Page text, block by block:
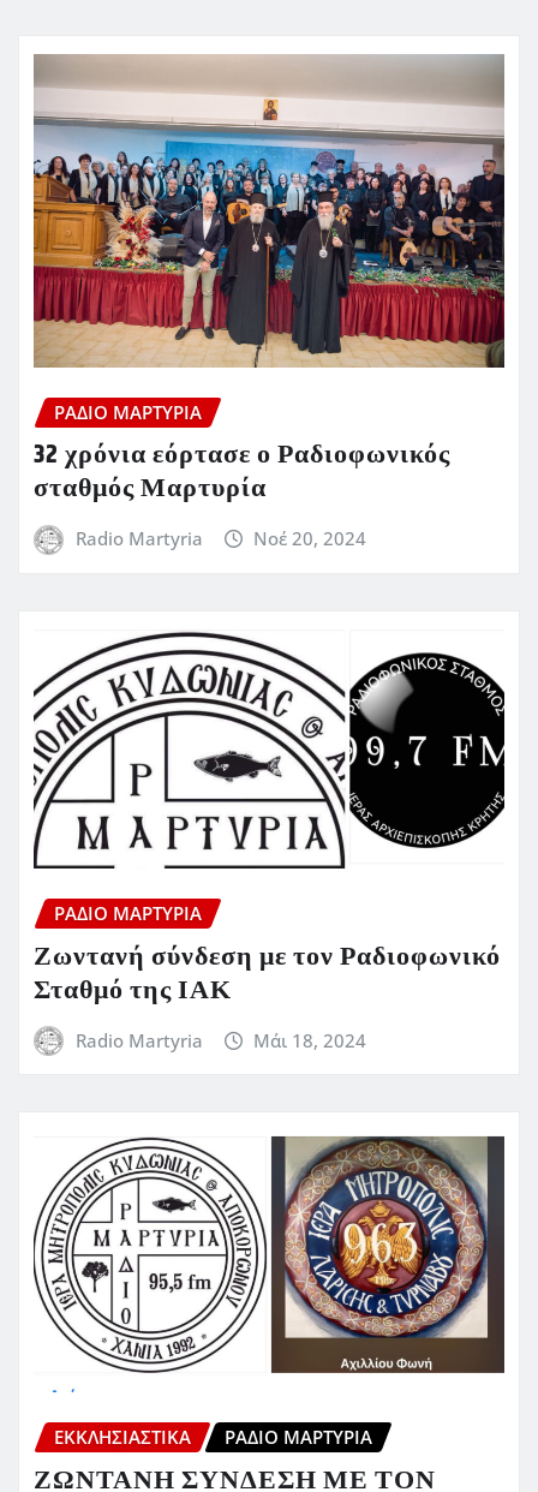
ΡΆΔΙΟ ΜΑΡΤΥΡΊΑ
32 χρόνια εόρτασε ο Ραδιοφωνικός
σταθμός Μαρτυρία
Radio Martyria Νοέ 20, 2024
ΡΆΔΙΟ ΜΑΡΤΥΡΊΑ
Ζωντανή σύνδεση με τον Ραδιοφωνικό
Σταθμό της ΙΑΚ
Radio Martyria Μάι 18, 2024
ΕΚΚΛΗΣΙΑΣΤΙΚΆ ΡΆΔΙΟ ΜΑΡΤΥΡΊΑ
ΖΩΝΤΑΝΗ ΣΥΝΔΕΣΗ ΜΕ ΤΟΝ